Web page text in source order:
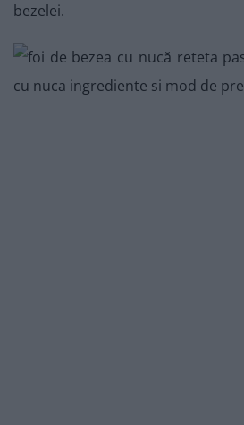
bezelei.